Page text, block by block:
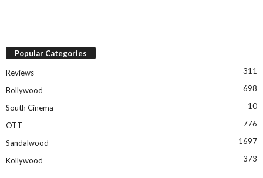
Popular Categories
Reviews 311
Bollywood 698
South Cinema 10
OTT 776
Sandalwood 1697
Kollywood 373